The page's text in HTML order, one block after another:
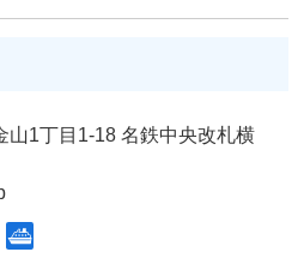
山1丁目1-18名鉄中央改札横